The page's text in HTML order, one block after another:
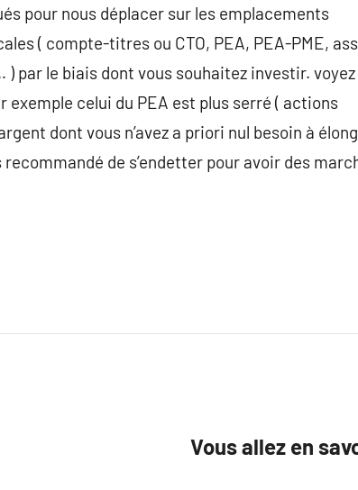
pour nous déplacer sur les emplacements
( compte-titres ou CTO, PEA, PEA-PME,
par le biais dont vous souhaitez investir.
exemple celui du PEA est plus serré ( actions
dont vous n’avez a priori nul besoin à
recommandé de s’endetter pour avoir des
Vous allez en